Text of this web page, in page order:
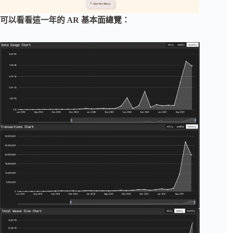
可以看看這一年的 AR 基本面總覽：